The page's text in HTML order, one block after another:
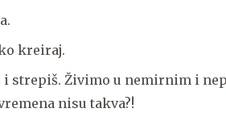
kreiraj.
i strepiš. Živimo u nemirnim i
nisu takva?!